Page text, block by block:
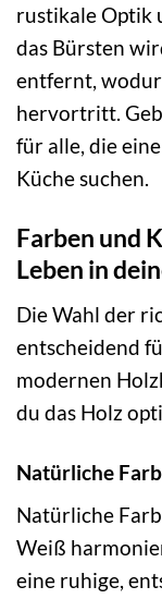
rustikale Optik
das Bürsten
entfernt,
hervortritt.
für alle, die
Küche suchen.
Farben und
Leben in
Die Wahl der
entscheidend
modernen
du das Holz
Natürliche
Natürliche
Weiß
eine ruhige,